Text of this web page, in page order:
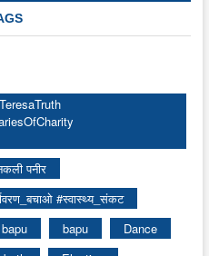
पनीर
#स्वास्थ्य_संकट
bapu
Dance